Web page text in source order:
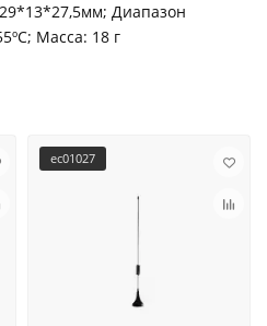
Диапазон
Масса: 18 г
ec01027